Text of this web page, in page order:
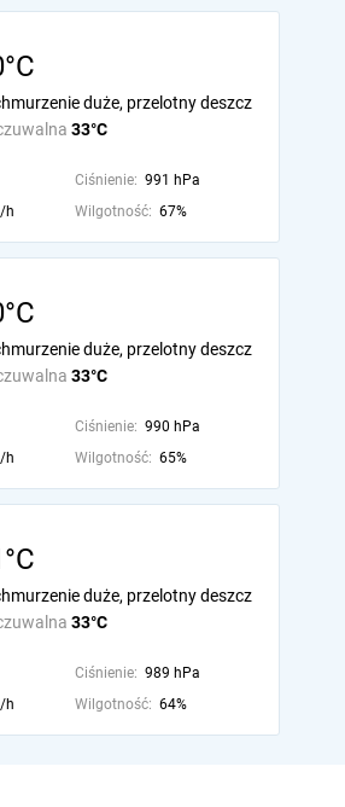
33°C
duże, przelotny deszcz
Ciśnienie: 991 hPa
h Wilgotność: 67%
33°C
duże, przelotny deszcz
Ciśnienie: 990 hPa
h Wilgotność: 65%
33°C
duże, przelotny deszcz
Ciśnienie: 989 hPa
h Wilgotność: 64%